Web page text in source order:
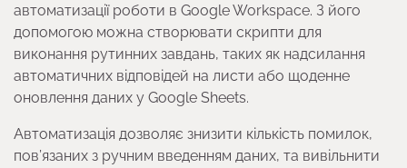
автоматизації роботи в Google Workspace. З його
допомогою можна створювати скрипти для
виконання рутинних завдань, таких як надсилання
автоматичних відповідей на листи або щоденне
оновлення даних у Google Sheets.
Автоматизація дозволяє знизити кількість помилок,
пов’язаних з ручним введенням даних, та вивільнити